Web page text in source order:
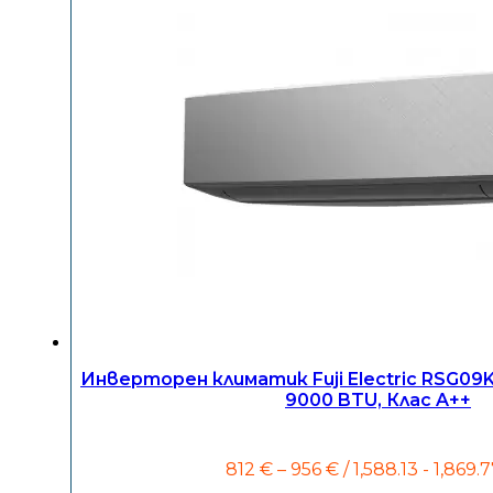
Инверторен климатик Fuji Electric
9000 BTU, Клас A++
812 € – 956 €Price
/ 1,588.13 -